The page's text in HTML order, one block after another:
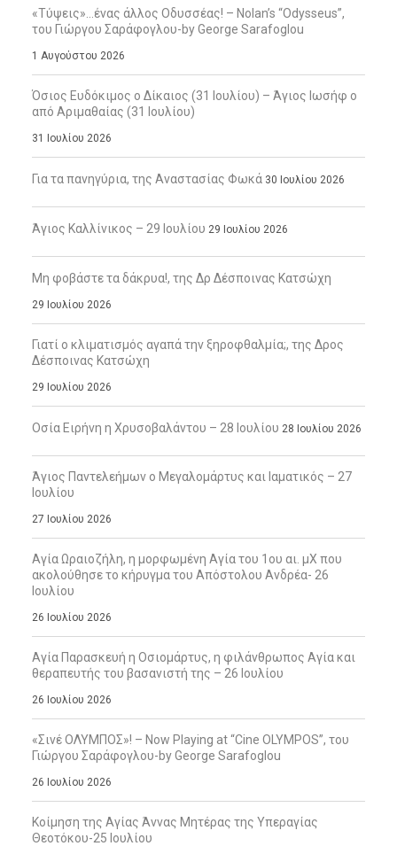
«Τύψεις»…ένας άλλος Οδυσσέας! – Nolan’s “Odysseus”,
του Γιώργου Σαράφογλου-by George Sarafoglou
1 Αυγούστου 2026
Όσιος Ευδόκιμος ο Δίκαιος (31 Ιουλίου) – Άγιος Ιωσήφ ο
από Αριμαθαίας (31 Ιουλίου)
31 Ιουλίου 2026
Για τα πανηγύρια, της Αναστασίας Φωκά 30 Ιουλίου 2026
Άγιος Καλλίνικος – 29 Ιουλίου 29 Ιουλίου 2026
Μη φοβάστε τα δάκρυα!, της Δρ Δέσποινας Κατσώχη
29 Ιουλίου 2026
Γιατί ο κλιματισμός αγαπά την ξηροφθαλμία;, της Δρος
Δέσποινας Κατσώχη
29 Ιουλίου 2026
Οσία Ειρήνη η Χρυσοβαλάντου – 28 Ιουλίου 28 Ιουλίου 2026
Άγιος Παντελεήμων ο Μεγαλομάρτυς και Ιαματικός – 27
Ιουλίου
27 Ιουλίου 2026
Αγία Ωραιοζήλη, η μορφωμένη Αγία του 1ου αι. μΧ που
ακολούθησε το κήρυγμα του Απόστολου Ανδρέα- 26
Ιουλίου
26 Ιουλίου 2026
Αγία Παρασκευή η Οσιομάρτυς, η φιλάνθρωπος Αγία και
θεραπευτής του βασανιστή της – 26 Ιουλίου
26 Ιουλίου 2026
«Σινέ ΟΛΥΜΠΟΣ»! – Now Playing at “Cine OLYMPOS”, του
Γιώργου Σαράφογλου-by George Sarafoglou
26 Ιουλίου 2026
Κοίμηση της Αγίας Άννας Μητέρας της Υπεραγίας
Θεοτόκου-25 Ιουλίου